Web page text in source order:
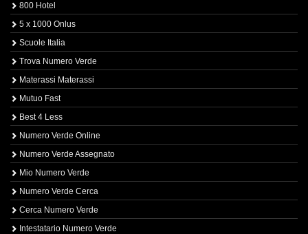
800 Hotel
5 x 1000 Onlus
Scuole Italia
Trova Numero Verde
Materassi Materassi
Mutuo Fast
Best 4 Less
Numero Verde Online
Numero Verde Assegnato
Mio Numero Verde
Numero Verde Cerca
Cerca Numero Verde
Intestatario Numero Verde